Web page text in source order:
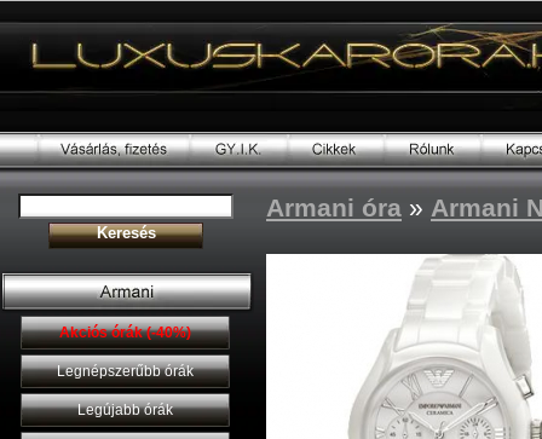
Akciós órák (-40%)
Legnépszerűbb órák
Legújabb órák
Armani óra » Armani